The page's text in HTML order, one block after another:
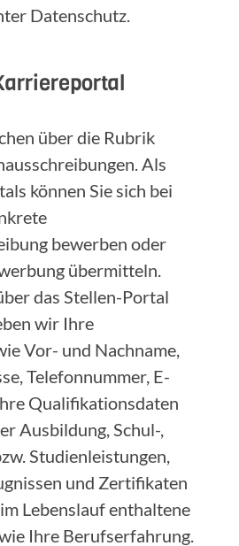
Datenschutz.
über die Rubrik
Als
können Sie sich bei
bewerben oder
übermitteln.
das Stellen-Portal
wir Ihre
Vor- und Nachname,
Telefonnummer, E-
Qualifikationsdaten
Ausbildung, Schul-,
Studienleistungen,
und Zertifikaten
Lebenslauf enthaltene
Ihre Berufserfahrung.